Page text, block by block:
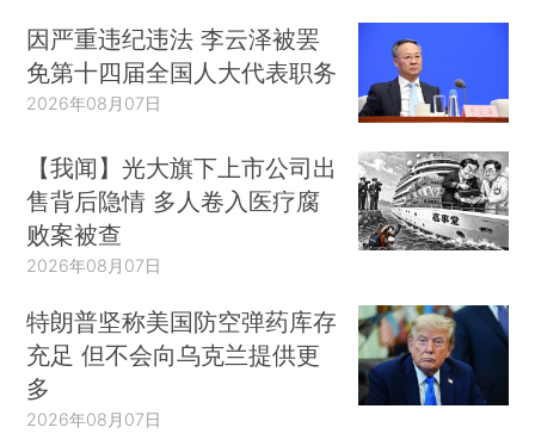
因严重违纪违法 李云泽被罢
免第十四届全国人大代表职务
2026年08月07日
【我闻】光大旗下上市公司出
售背后隐情 多人卷入医疗腐
败案被查
2026年08月07日
特朗普坚称美国防空弹药库存
充足 但不会向乌克兰提供更
多
2026年08月07日